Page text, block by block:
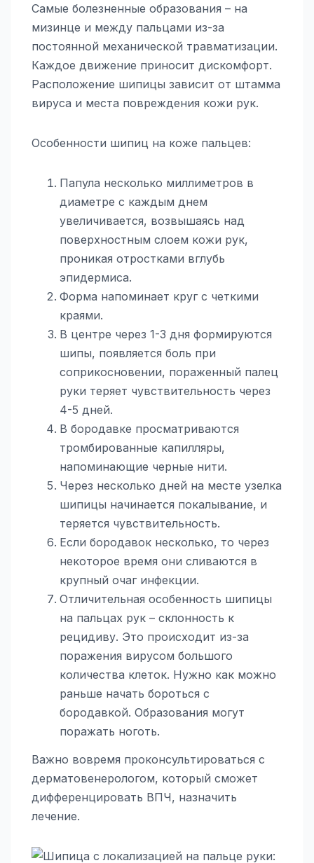
Самые болезненные образования – на
мизинце и между пальцами из-за
постоянной механической травматизации.
Каждое движение приносит дискомфорт.
Расположение шипицы зависит от штамма
вируса и места повреждения кожи рук.
Особенности шипиц на коже пальцев:
Папула несколько миллиметров в
диаметре с каждым днем
увеличивается, возвышаясь над
поверхностным слоем кожи рук,
проникая отростками вглубь
эпидермиса.
Форма напоминает круг с четкими
краями.
В центре через 1-3 дня формируются
шипы, появляется боль при
соприкосновении, пораженный палец
руки теряет чувствительность через
4-5 дней.
В бородавке просматриваются
тромбированные капилляры,
напоминающие черные нити.
Через несколько дней на месте узелка
шипицы начинается покалывание, и
теряется чувствительность.
Если бородавок несколько, то через
некоторое время они сливаются в
крупный очаг инфекции.
Отличительная особенность шипицы
на пальцах рук – склонность к
рецидиву. Это происходит из-за
поражения вирусом большого
количества клеток. Нужно как можно
раньше начать бороться с
бородавкой. Образования могут
поражать ноготь.
Важно вовремя проконсультироваться с
дерматовенерологом, который сможет
дифференцировать ВПЧ, назначить
лечение.